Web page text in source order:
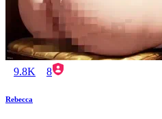
9.8K 8
Rebecca